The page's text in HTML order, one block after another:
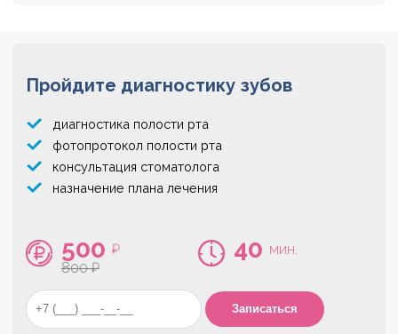
Пройдите диагностику зубов
диагностика полости рта
фотопротокол полости рта
консультация стоматолога
назначение плана лечения
500 ₽
800 ₽
40 мин.